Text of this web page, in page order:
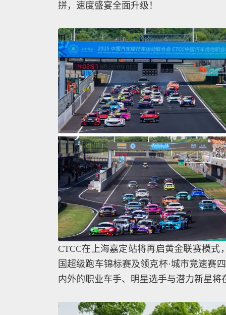
拼，速度盛宴全面升级！
CTCC在上海嘉定站将再启黄金联赛模式
国超级跑车锦标赛及领克杯·城市竞速赛
内外的职业车手、明星选手与潜力新星